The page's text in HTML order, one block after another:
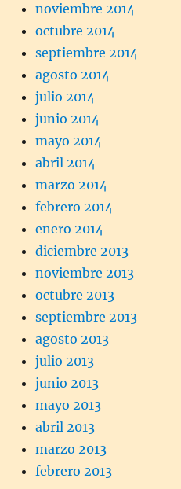
noviembre 2014
octubre 2014
septiembre 2014
agosto 2014
julio 2014
junio 2014
mayo 2014
abril 2014
marzo 2014
febrero 2014
enero 2014
diciembre 2013
noviembre 2013
octubre 2013
septiembre 2013
agosto 2013
julio 2013
junio 2013
mayo 2013
abril 2013
marzo 2013
febrero 2013